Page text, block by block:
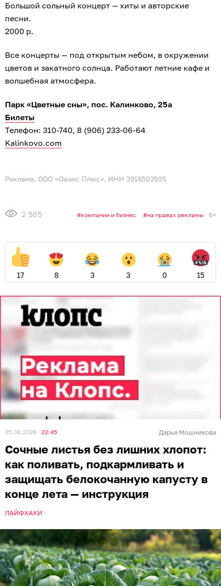
Большой сольный концерт — хиты и авторские
песни.
2000 р.
Все концерты — под открытым небом, в окружении
цветов и закатного солнца. Работают летние кафе и
волшебная атмосфера.
Парк «Цветные сны», пос. Калинково, 25а
Билеты
Телефон: 310-740, 8 (906) 233-06-64
Kalinkovo.com
Реклама. ООО «Оазис Плюс», ИНН 3916503505
2 565 компании и бизнес на правах рекламы 6+
17 8 3 3 0 15
05.08.2026 22:45 Дарья Мошникова
Сочные листья без лишних хлопот:
как поливать, подкармливать и
защищать белокочанную капусту в
конце лета — инструкция
ЛАЙФХАКИ